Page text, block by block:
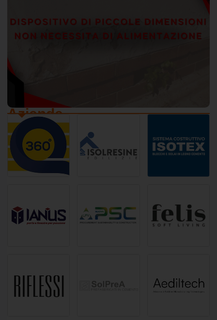
Da oltre cinquant’anni Bovelacci è un punto di
riferimento nella produzione di decorazioni
architettoniche per interni […]
Aziende